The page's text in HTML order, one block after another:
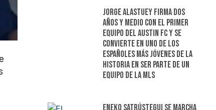
Jorge Alastuey firma dos
años y medio con el primer
equipo del Austin FC y se
convierte en uno de los
españoles más jóvenes de la
historia en ser parte de un
equipo de la MLS